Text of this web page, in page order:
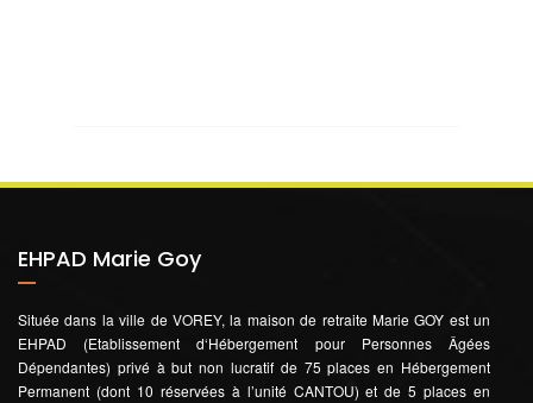
EHPAD Marie Goy
Située dans la ville de VOREY, la maison de retraite Marie GOY est un
EHPAD (Etablissement d‘Hébergement pour Personnes Âgées
Dépendantes) privé à but non lucratif de 75 places en Hébergement
Permanent (dont 10 réservées à l’unité CANTOU) et de 5 places en